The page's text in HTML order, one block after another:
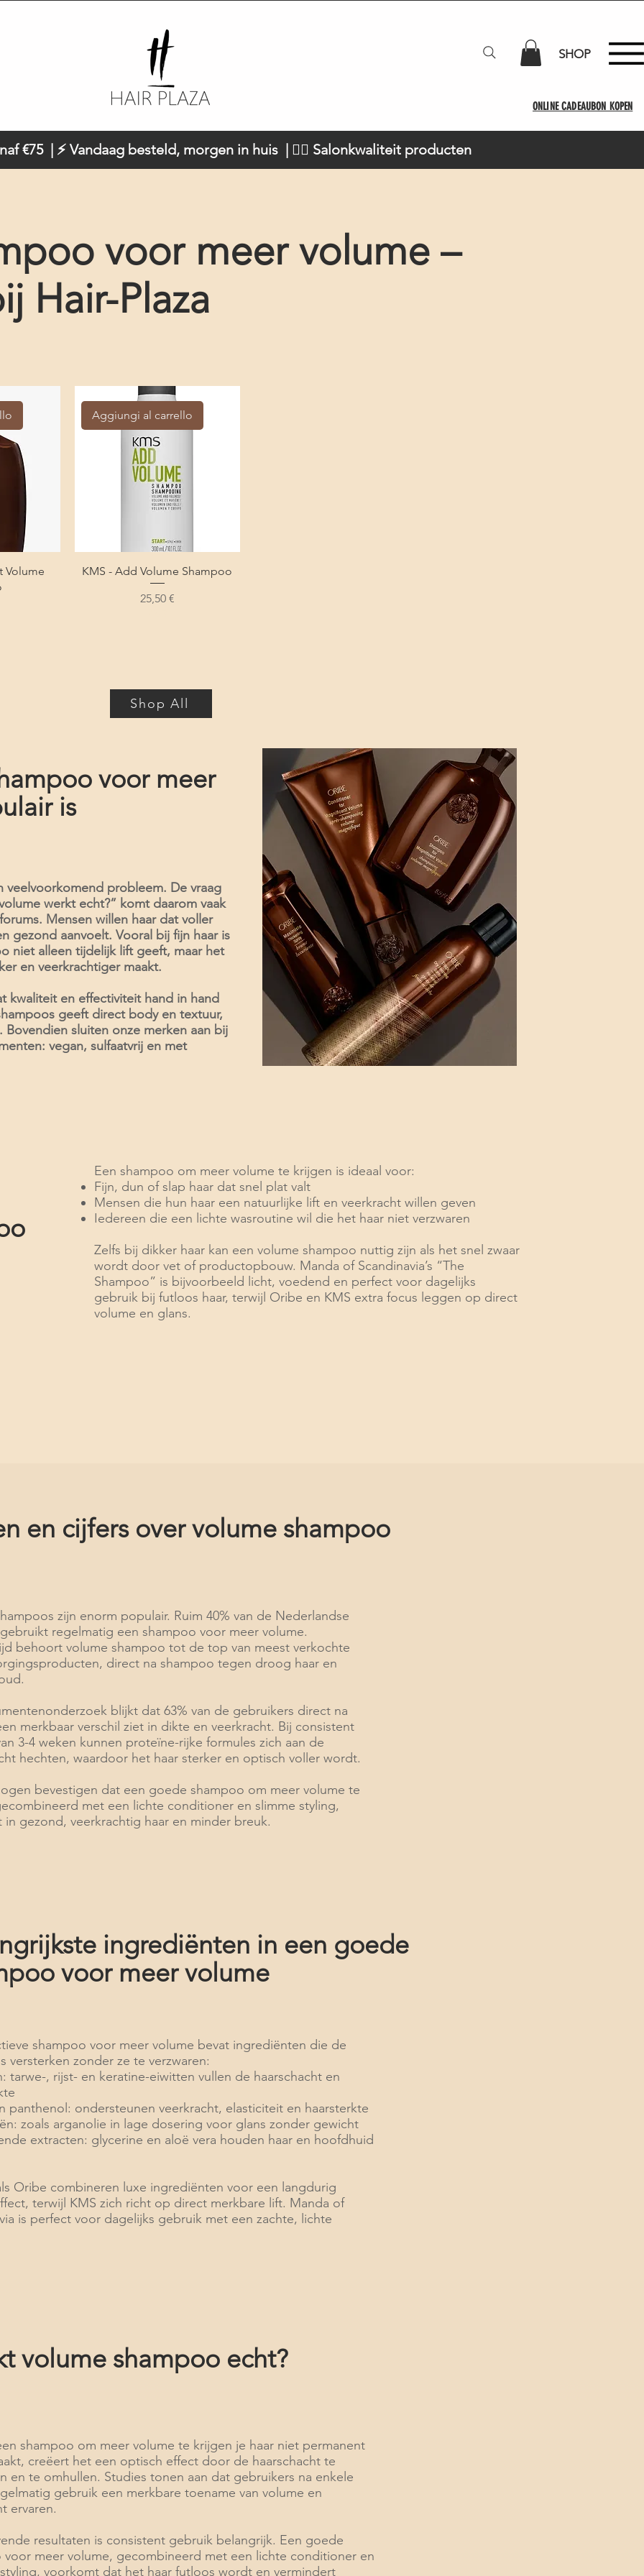
SHOP
ONLINE CADEAUBON KOPEN
€75 | ⚡ Vandaag besteld, morgen in huis | 💇‍♀️ Salonkwaliteit producten
voor meer volume –
Hair-Plaza
Volume
Aggiungi al carrello
KMS - Add Volume Shampoo
Prezzo
25,50 €
Shop All
voor meer
is
veelvoorkomend probleem. De vraag
werkt echt?” komt daarom vaak
Mensen willen haar dat voller
gezond aanvoelt. Vooral bij fijn haar is
niet alleen tijdelijk lift geeft, maar het
en veerkrachtiger maakt.
kwaliteit en effectiviteit hand in hand
geeft direct body en textuur,
Bovendien sluiten onze merken aan bij
vegan, sulfaatvrij en met
Een shampoo om meer volume te krijgen is ideaal voor:
Fijn, dun of slap haar dat snel plat valt
Mensen die hun haar een natuurlijke lift en veerkracht willen geven
Iedereen die een lichte wasroutine wil die het haar niet verzwaren
Zelfs bij dikker haar kan een volume shampoo nuttig zijn als het snel zwaar
wordt door vet of productopbouw. Manda of Scandinavia’s “The
Shampoo” is bijvoorbeeld licht, voedend en perfect voor dagelijks
gebruik bij futloos haar, terwijl Oribe en KMS extra focus leggen op direct
volume en glans.
en cijfers over volume shampoo
zijn enorm populair. Ruim 40% van de Nederlandse
regelmatig een shampoo voor meer volume.
behoort volume shampoo tot de top van meest verkochte
direct na shampoo tegen droog haar en
blijkt dat 63% van de gebruikers direct na
merkbaar verschil ziet in dikte en veerkracht. Bij consistent
3-4 weken kunnen proteïne-rijke formules zich aan de
hechten, waardoor het haar sterker en optisch voller wordt.
bevestigen dat een goede shampoo om meer volume te
met een lichte conditioner en slimme styling,
in gezond, veerkrachtig haar en minder breuk.
ingrediënten in een goede
voor meer volume
shampoo voor meer volume bevat ingrediënten die de
versterken zonder ze te verzwaren:
tarwe-, rijst- en keratine-eiwitten vullen de haarschacht en
panthenol: ondersteunen veerkracht, elasticiteit en haarsterkte
zoals arganolie in lage dosering voor glans zonder gewicht
extracten: glycerine en aloë vera houden haar en hoofdhuid
Oribe combineren luxe ingrediënten voor een langdurig
terwijl KMS zich richt op direct merkbare lift. Manda of
is perfect voor dagelijks gebruik met een zachte, lichte
volume shampoo echt?
shampoo om meer volume te krijgen je haar niet permanent
creëert het een optisch effect door de haarschacht te
en te omhullen. Studies tonen aan dat gebruikers na enkele
gebruik een merkbare toename van volume en
ervaren.
resultaten is consistent gebruik belangrijk. Een goede
voor meer volume, gecombineerd met een lichte conditioner en
voorkomt dat het haar futloos wordt en vermindert